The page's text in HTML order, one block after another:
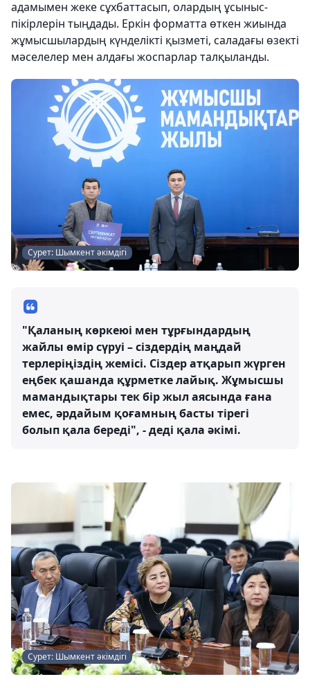
адамымен жеке сұхбаттасып, олардың ұсыныс-
пікірлерін тыңдады. Еркін форматта өткен жиында
жұмысшылардың күнделікті қызметі, саладағы өзекті
мәселелер мен алдағы жоспарлар талқыланды.
Сурет: Шымкент әкімдігі
"Қаланың көркеюі мен тұрғындардың
жайлы өмір сүруі – сіздердің маңдай
терлеріңіздің жемісі. Сіздер атқарып жүрген
еңбек қашанда құрметке лайық. Жұмысшы
мамандықтары тек бір жыл аясында ғана
емес, әрдайым қоғамның басты тірегі
болып қала береді", - деді қала әкімі.
Сурет: Шымкент әкімдігі